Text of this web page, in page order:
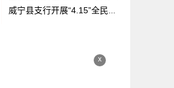
威宁县支行开展“4.15”全民国
x